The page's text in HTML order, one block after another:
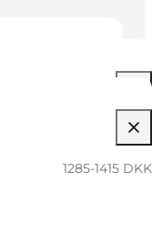
06:00 PM–12:00 AM
1285-1415 DKK